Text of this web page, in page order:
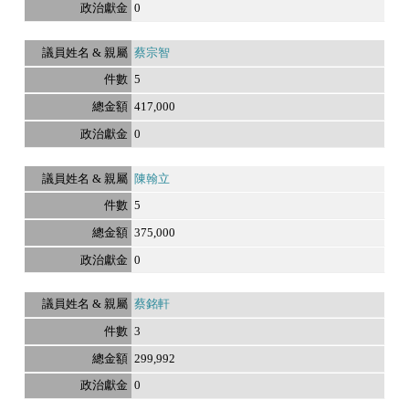
0
蔡宗智
5
417,000
0
陳翰立
5
375,000
0
蔡銘軒
3
299,992
0